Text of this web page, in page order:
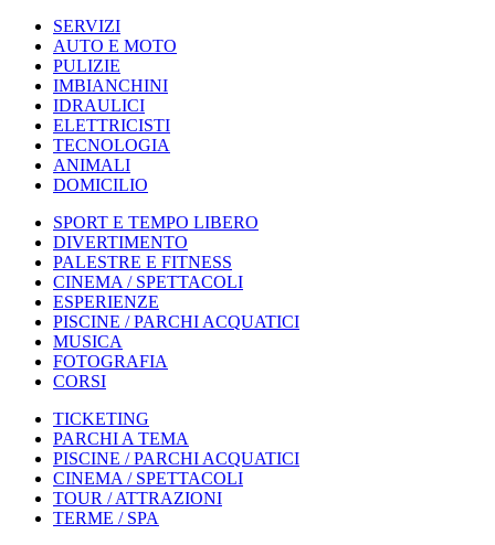
SERVIZI
AUTO E MOTO
PULIZIE
IMBIANCHINI
IDRAULICI
ELETTRICISTI
TECNOLOGIA
ANIMALI
DOMICILIO
SPORT E TEMPO LIBERO
DIVERTIMENTO
PALESTRE E FITNESS
CINEMA / SPETTACOLI
ESPERIENZE
PISCINE / PARCHI ACQUATICI
MUSICA
FOTOGRAFIA
CORSI
TICKETING
PARCHI A TEMA
PISCINE / PARCHI ACQUATICI
CINEMA / SPETTACOLI
TOUR / ATTRAZIONI
TERME / SPA